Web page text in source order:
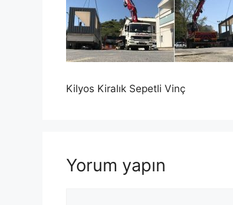
Kilyos Kiralık Sepetli Vinç
Yorum yapın